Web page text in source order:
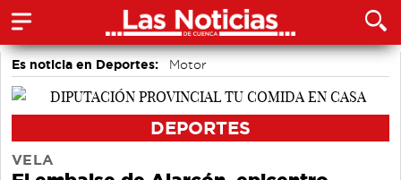
Es noticia en Deportes: Motor
DEPORTES
VELA